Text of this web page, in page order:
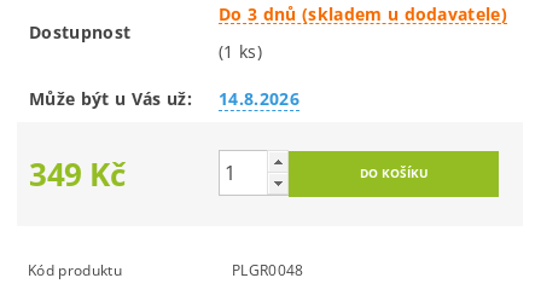
Dostupnost
Do 3 dnů (skladem u dodavatele)
(1 ks)
Může být u Vás už: 14.8.2026
349 Kč
Kód produktu PLGR0048